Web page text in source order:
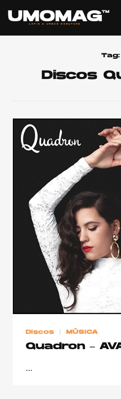
Cover
Publicidad
Contacto
Aviso
© 2015-2022 UMOMAG.
DERECHOS
Tag:
Discos
Discos MÚSICA
Quadron –
…